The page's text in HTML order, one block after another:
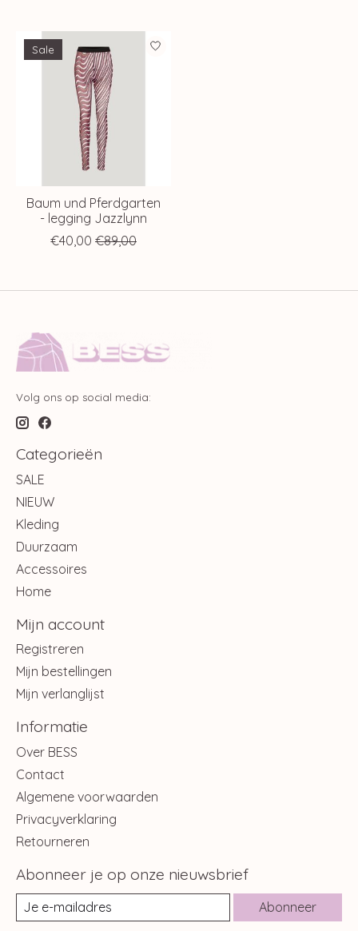
Sale
Baum und Pferdgarten
- legging Jazzlynn
€40,00 €89,00
Volg ons op social media:
Categorieën
SALE
NIEUW
Kleding
Duurzaam
Accessoires
Home
Mijn account
Registreren
Mijn bestellingen
Mijn verlanglijst
Informatie
Over BESS
Contact
Algemene voorwaarden
Privacyverklaring
Retourneren
Abonneer je op onze nieuwsbrief
Abonneer